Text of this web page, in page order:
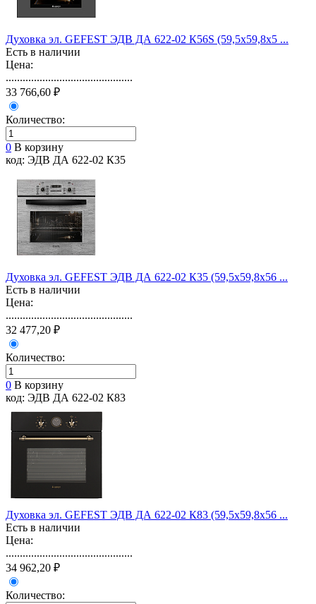
Духовка эл. GEFEST ЭДВ ДА 622-02 К56S (59,5х59,8х5 ...
Есть в наличии
Цена:
.............................................
33 766,60 ₽
Количество:
0 В корзину
код: ЭДВ ДА 622-02 К35
Духовка эл. GEFEST ЭДВ ДА 622-02 К35 (59,5х59,8х56 ...
Есть в наличии
Цена:
.............................................
32 477,20 ₽
Количество:
0 В корзину
код: ЭДВ ДА 622-02 К83
Духовка эл. GEFEST ЭДВ ДА 622-02 К83 (59,5х59,8х56 ...
Есть в наличии
Цена:
.............................................
34 962,20 ₽
Количество: